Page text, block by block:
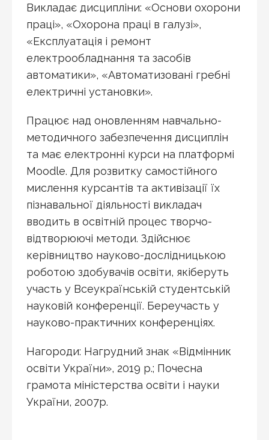
Викладає дисципліни: «Основи охорони
праці», «Охорона праці в галузі»,
«Експлуатація і ремонт
електрообладнання та засобів
автоматики», «Автоматизовані гребні
електричні установки».
Працює над оновленням навчально-
методичного забезпечення дисциплін
та має електронні курси на платформі
Moodle. Для розвитку самостійного
мислення курсантів та активізації їх
пізнавальної діяльності викладач
вводить в освітній процес творчо-
відтворюючі методи. Здійснює
керівництво науково-дослідницькою
роботою здобувачів освіти, якіберуть
участь у Всеукраїнській студентській
науковій конференції. Береучасть у
науково-практичних конференціях.
Нагороди: Нагрудний знак «Відмінник
освіти України», 2019 р.; Почесна
грамота міністерства освіти і науки
України, 2007р.